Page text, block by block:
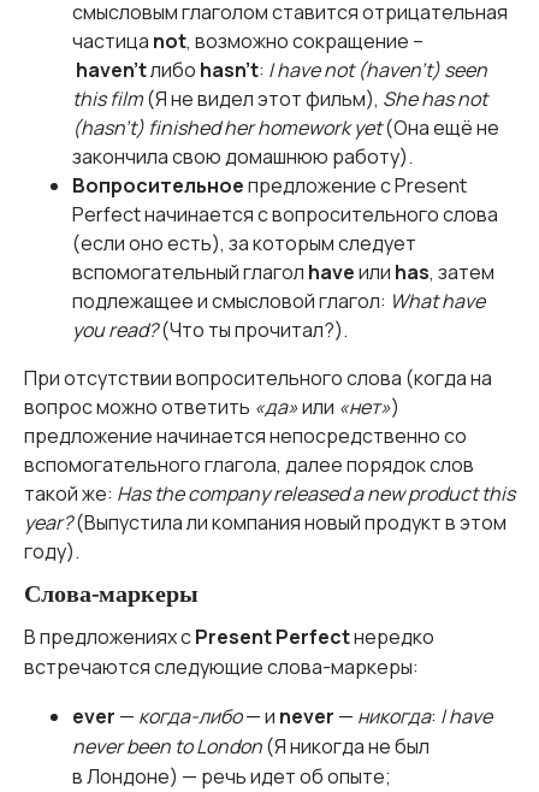
смысловым глаголом ставится отрицательная
частица not, возможно сокращение –
haven'tлибо hasn't: I have not (haven't) seen
this film(Я не видел этот фильм), She has not
(hasn't) finished her homework yet(Она ещё не
закончила свою домашнюю работу).
Вопросительноепредложение с Present
Perfect начинается с вопросительного слова
(если оно есть), за которым следует
вспомогательный глагол haveили has, затем
подлежащее и смысловой глагол: What have
you read?(Что ты прочитал?).
При отсутствии вопросительного слова (когда на
вопрос можно ответить «да»или «нет»)
предложение начинается непосредственно со
вспомогательного глагола, далее порядок слов
такой же: Has the company released a new product this
year?(Выпустила ли компания новый продукт в этом
году).
Слова-маркеры
В предложениях сPresent Perfectнередко
встречаются следующие слова-маркеры:
ever — когда-либо— и never — никогда: I have
never been to London(Я никогда не был
в Лондоне) — речь идет об опыте;